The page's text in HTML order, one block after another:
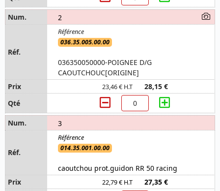
2
036.35.005.00.00
036350050000-POIGNEE D/G
CAOUTCHOUC[ORIGINE]
23,46 € H.T 28,15 €
3
014.35.001.00.00
caoutchou prot.guidon RR 50 racing
22,79 € H.T 27,35 €